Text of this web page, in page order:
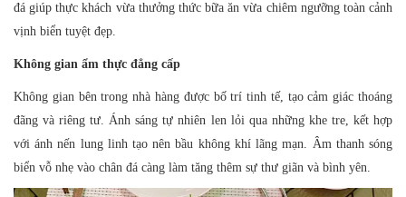
đá giúp thực khách vừa thưởng thức bữa ăn vừa chiêm ngưỡng toàn cảnh
vịnh biển tuyệt đẹp.
Không gian ẩm thực đẳng cấp
Không gian bên trong nhà hàng được bố trí tinh tế, tạo cảm giác thoáng
đãng và riêng tư. Ánh sáng tự nhiên len lỏi qua những khe tre, kết hợp
với ánh nến lung linh tạo nên bầu không khí lãng mạn. Âm thanh sóng
biển vỗ nhẹ vào chân đá càng làm tăng thêm sự thư giãn và bình yên.